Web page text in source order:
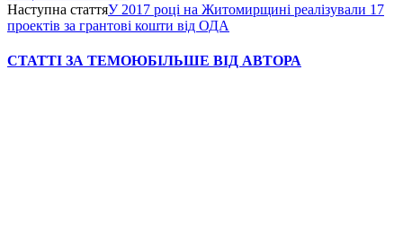
Наступна статтяУ 2017 році на Житомирщині реалізували 17
проектів за грантові кошти від ОДА
СТАТТІ ЗА ТЕМОЮБІЛЬШЕ ВІД АВТОРА